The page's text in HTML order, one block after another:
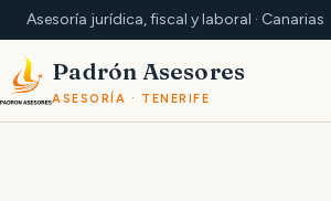
Asesoría jurídica, fiscal y laboral · Canarias
Padrón Asesores
ASESORÍA · TENERIFE